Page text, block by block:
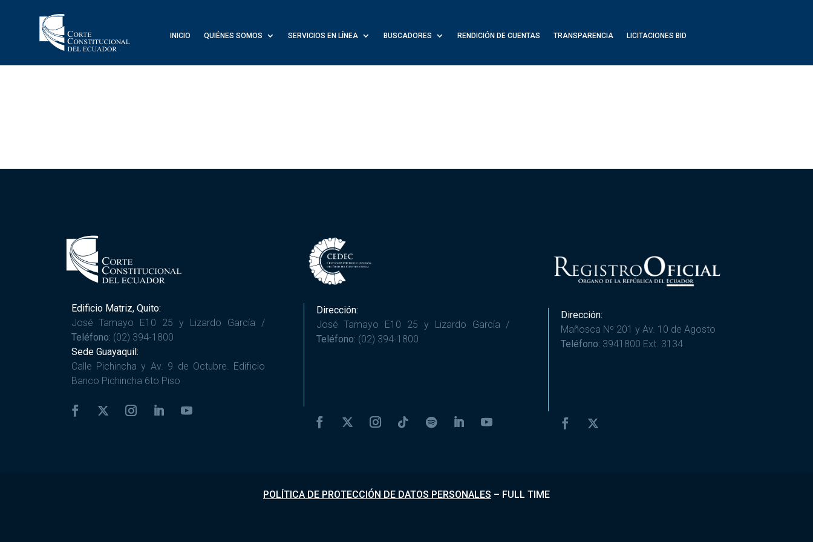
INICIO QUIÉNES SOMOS SERVICIOS EN LÍNEA BUSCADORES RENDICIÓN DE CUENTAS TRANSPARENCIA LICITACIONES BID
Edificio Matriz, Quito:
José Tamayo E10 25 y Lizardo García /
Teléfono: (02) 394-1800
Sede Guayaquil:
Calle Pichincha y Av. 9 de Octubre. Edificio
Banco Pichincha 6to Piso
Dirección:
José Tamayo E10 25 y Lizardo García /
Teléfono: (02) 394-1800
Dirección:
Mañosca Nº 201 y Av. 10 de Agosto
Teléfono: 3941800 Ext. 3134
POLÍTICA DE PROTECCIÓN DE DATOS PERSONALES – FULL TIME